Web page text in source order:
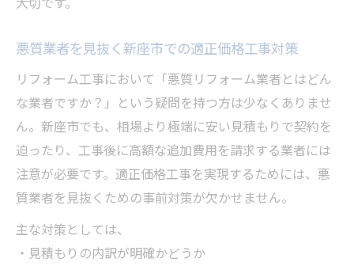
悪質業者を見抜く新座市での適正価格工事対策
リフォーム工事において「悪質リフォーム業者とはどん
な業者ですか？」という疑問を持つ方は少なくありませ
ん。新座市でも、相場より極端に安い見積もりで契約を
迫ったり、工事後に高額な追加費用を請求する業者には
注意が必要です。適正価格工事を実現するためには、悪
質業者を見抜くための事前対策が欠かせません。
主な対策としては、
・見積もりの内訳が明確かどうか